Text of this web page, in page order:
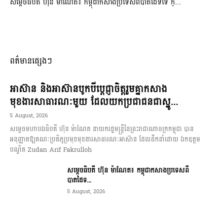
ពត៌មានផ្សេងៗ
អាស៊ាន និងអាស៊ានបូកបីប្តេជ្ញាចិត្តរួមគ្នាកសាង
មុខងារសាធារណៈមួយ ដែលយកប្រជាជនជាស្នូ...
5 August, 2026
សម្តេចមហាបវរធិបតី ហ៊ុន ម៉ាណែត នាយករដ្ឋមន្ត្រីនៃព្រះរាជាណាចក្រកម្ពុជា បាន
អនុញ្ញាតឱ្យគណៈប្រតិភូប្រមុខមុខងារសាធារណៈអាស៊ាន ដែលដឹកនាំដោយ ឯកឧត្តម
បណ្ឌិត Zudan Arif Fakrulloh
សម្ដេចធិបតី ហ៊ុន ម៉ាណែត៖ កម្ពុជាកសាងប្រទេសពី
បាតដៃទ...
5 August, 2026